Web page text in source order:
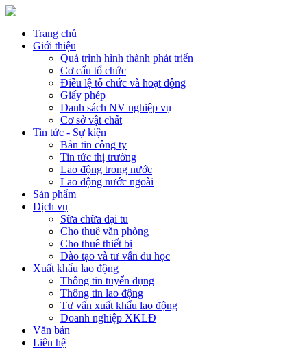
Trang chủ
Giới thiệu
Quá trình hình thành phát triển
Cơ cấu tổ chức
Điều lệ tổ chức và hoạt động
Giấy phép
Danh sách NV nghiệp vụ
Cơ sở vật chất
Tin tức - Sự kiện
Bản tin công ty
Tin tức thị trường
Lao động trong nước
Lao động nước ngoài
Sản phẩm
Dịch vụ
Sữa chữa đại tu
Cho thuê văn phòng
Cho thuê thiết bị
Đào tạo và tư vấn du học
Xuất khẩu lao động
Thông tin tuyển dụng
Thông tin lao động
Tư vấn xuất khẩu lao động
Doanh nghiệp XKLĐ
Văn bản
Liên hệ